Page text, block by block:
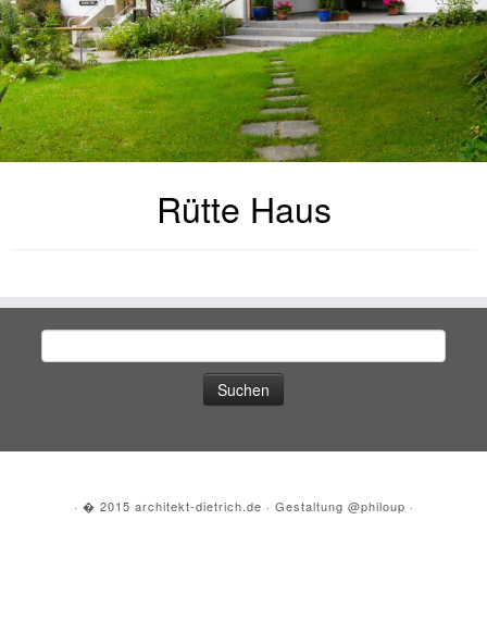
Rütte Haus
· � 2015 architekt-dietrich.de · Gestaltung @philoup ·